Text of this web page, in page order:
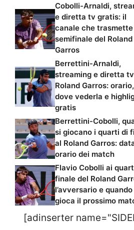
Cobolli-Arnaldi,
e diretta tv gratis: il
canale che trasmette
semifinale del Roland
Garros
Berrettini-Arnaldi,
streaming e diretta tv
Roland Garros: orario,
dove vederla e
gratis
Berrettini-Cobolli,
si giocano i quarti di
al Roland Garros:
orario dei match
Flavio Cobolli ai
finale del Roland
l’avversario e quando
gioca il prossimo
[adinserter